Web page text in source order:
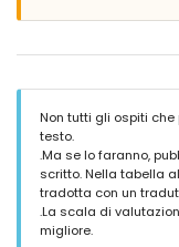
Non tutti gli ospiti
testo.
.Ma se lo faranno,
scritto. Nella tabella
tradotta con un
.La scala di
migliore.